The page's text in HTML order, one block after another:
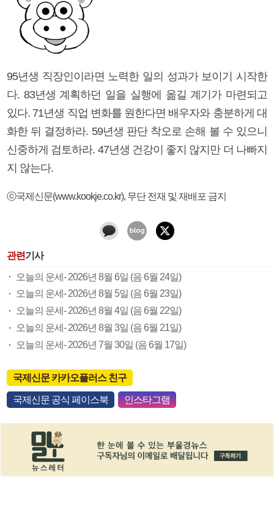
95년생 직장인이라면 노력한 일의 성과가 보이기 시작한
다. 83년생 계획하던 일을 실행에 옮길 계기가 마련되고
있다. 71년생 직업 변화를 원한다면 배우자와 충분하게 대
화한 뒤 결정하라. 59년생 판단 착오로 손해 볼 수 있으니
신중하게 검토하라. 47년생 건강이 좋지 않지만 더 나빠지
지 않는다.
ⓒ국제신문(www.kookje.co.kr), 무단 전재 및 재배포 금지
관련기사
오늘의 운세- 2026년 8월 6일 (음 6월 24일)
오늘의 운세- 2026년 8월 5일 (음 6월 23일)
오늘의 운세- 2026년 8월 4일 (음 6월 22일)
오늘의 운세- 2026년 8월 3일 (음 6월 21일)
오늘의 운세- 2026년 7월 30일 (음 6월 17일)
국제신문 카카오플러스 친구
국제신문 공식 페이스북 인스타그램